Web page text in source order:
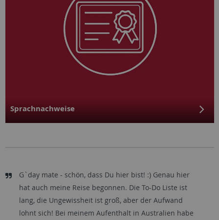
Sprachnachweise
G`day mate - schön, dass Du hier bist! :) Genau hier
hat auch meine Reise begonnen. Die To-Do Liste ist
lang, die Ungewissheit ist groß, aber der Aufwand
lohnt sich! Bei meinem Aufenthalt in Australien habe